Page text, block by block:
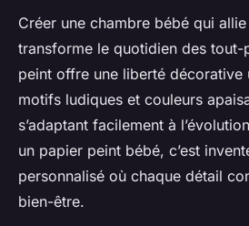
Papiers peints
univers tendre et
Sohan• 24 juin 2025 •7 min de lecture
Créer une chambre bébé qui
transforme le quotidien des tout-
peint offre une liberté décorative
motifs ludiques et couleurs
s’adaptant facilement à
un papier peint bébé, c’est
personnalisé où chaque détail
bien-être.